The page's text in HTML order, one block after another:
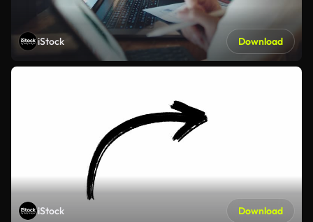
iStock Download
iStock Download